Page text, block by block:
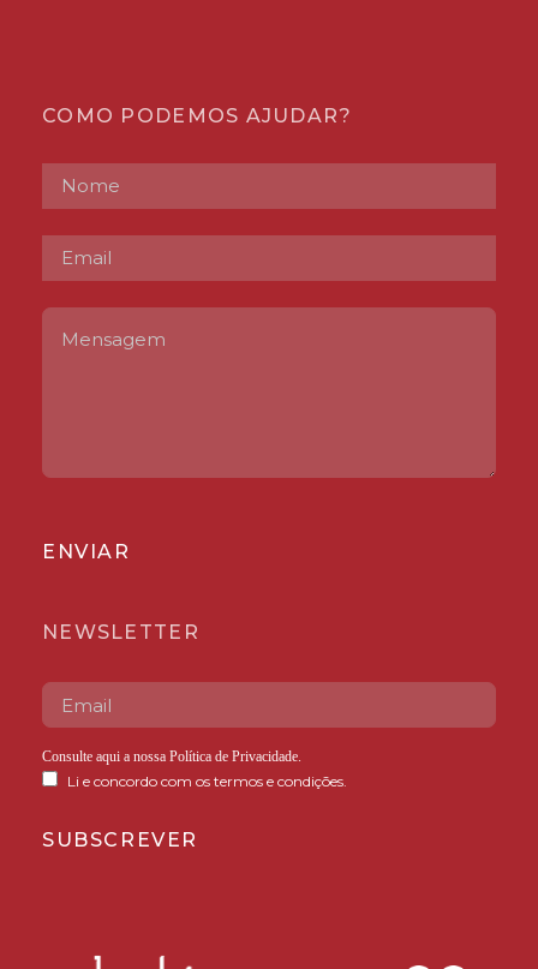
COMO PODEMOS AJUDAR?
ENVIAR
NEWSLETTER
Consulte aqui a nossa Política de Privacidade.
Li e concordo com os termos e condições.